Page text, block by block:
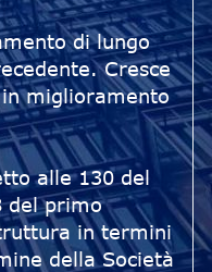
di lungo
Cresce
miglioramento
alle 130 del
del primo
in termini
della Società